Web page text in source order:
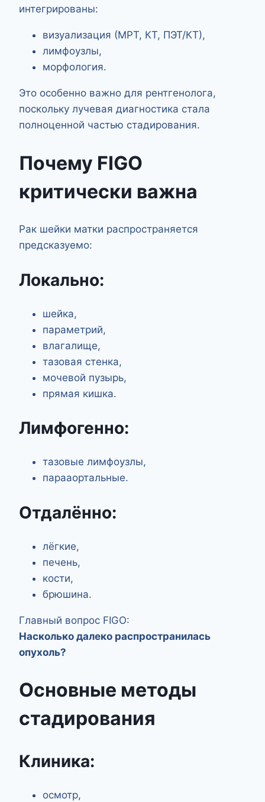
интегрированы:
визуализация (МРТ, КТ, ПЭТ/КТ),
лимфоузлы,
морфология.
Это особенно важно для рентгенолога,
поскольку лучевая диагностика стала
полноценной частью стадирования.
Почему FIGO
критически важна
Рак шейки матки распространяется
предсказуемо:
Локально:
шейка,
параметрий,
влагалище,
тазовая стенка,
мочевой пузырь,
прямая кишка.
Лимфогенно:
тазовые лимфоузлы,
парааортальные.
Отдалённо:
лёгкие,
печень,
кости,
брюшина.
Главный вопрос FIGO:
Насколько далеко распространилась
опухоль?
Основные методы
стадирования
Клиника:
осмотр,